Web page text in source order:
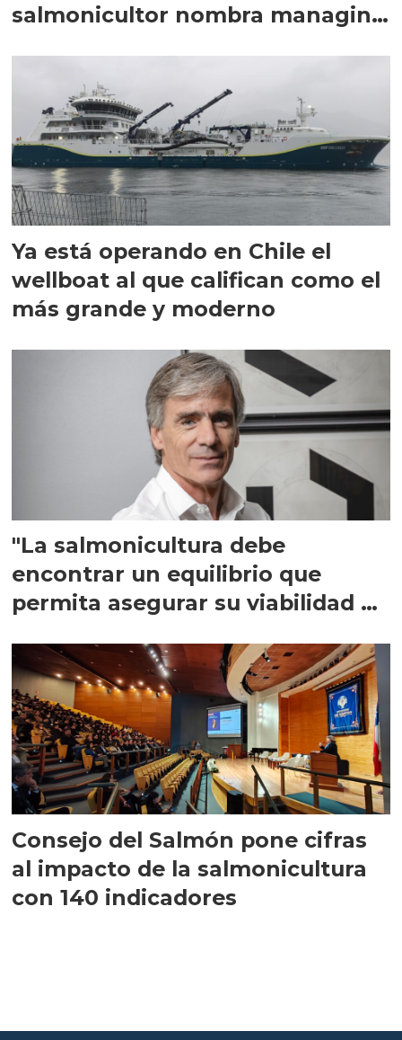
salmonicultor nombra managing
Ya está operando en Chile el
wellboat al que califican como el
más grande y moderno
"La salmonicultura debe
encontrar un equilibrio que
permita asegurar su viabilidad de
Consejo del Salmón pone cifras
al impacto de la salmonicultura
con 140 indicadores